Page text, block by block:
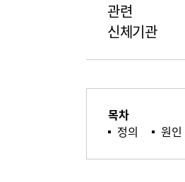
관련
신체기관
목차
정의
원인